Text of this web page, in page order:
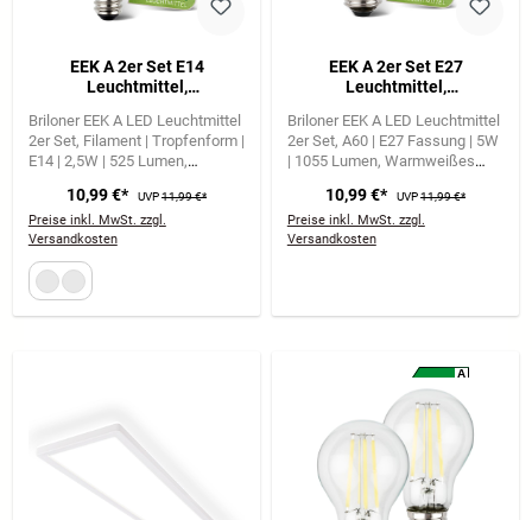
EEK A 2er Set E14
Leuchtmittel,
50.000h Lebensdauer*,
525lm, 2,5W, Warmweißes
Licht, Tropfen
Briloner EEK A LED Leuchtmittel
2er Set Filament | Tropfenform |
E14 | 2,5W | 525 Lumen
10,99 €* UVP11,99 €*
Preise inkl. MwSt. zzgl.
Versandkosten
EEK A 2er Set E27
Leuchtmittel,
50.000h Lebensdauer*,
1055lm, 5W, Warmweißes
Licht, A60
Briloner EEK A LED Leuchtmittel
2er Set A60 | E27 Fassung | 5W
| 1055 Lumen Warmweißes
10,99 €* UVP11,99 €*
Preise inkl. MwSt. zzgl.
Versandkosten
A
G